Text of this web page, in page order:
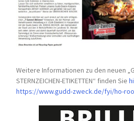
Weitere Informationen zu den neuen
STERNZEICHEN-ETIKETTEN“ finden Sie
https://www.gudd-zweck.de/fyi/ho-